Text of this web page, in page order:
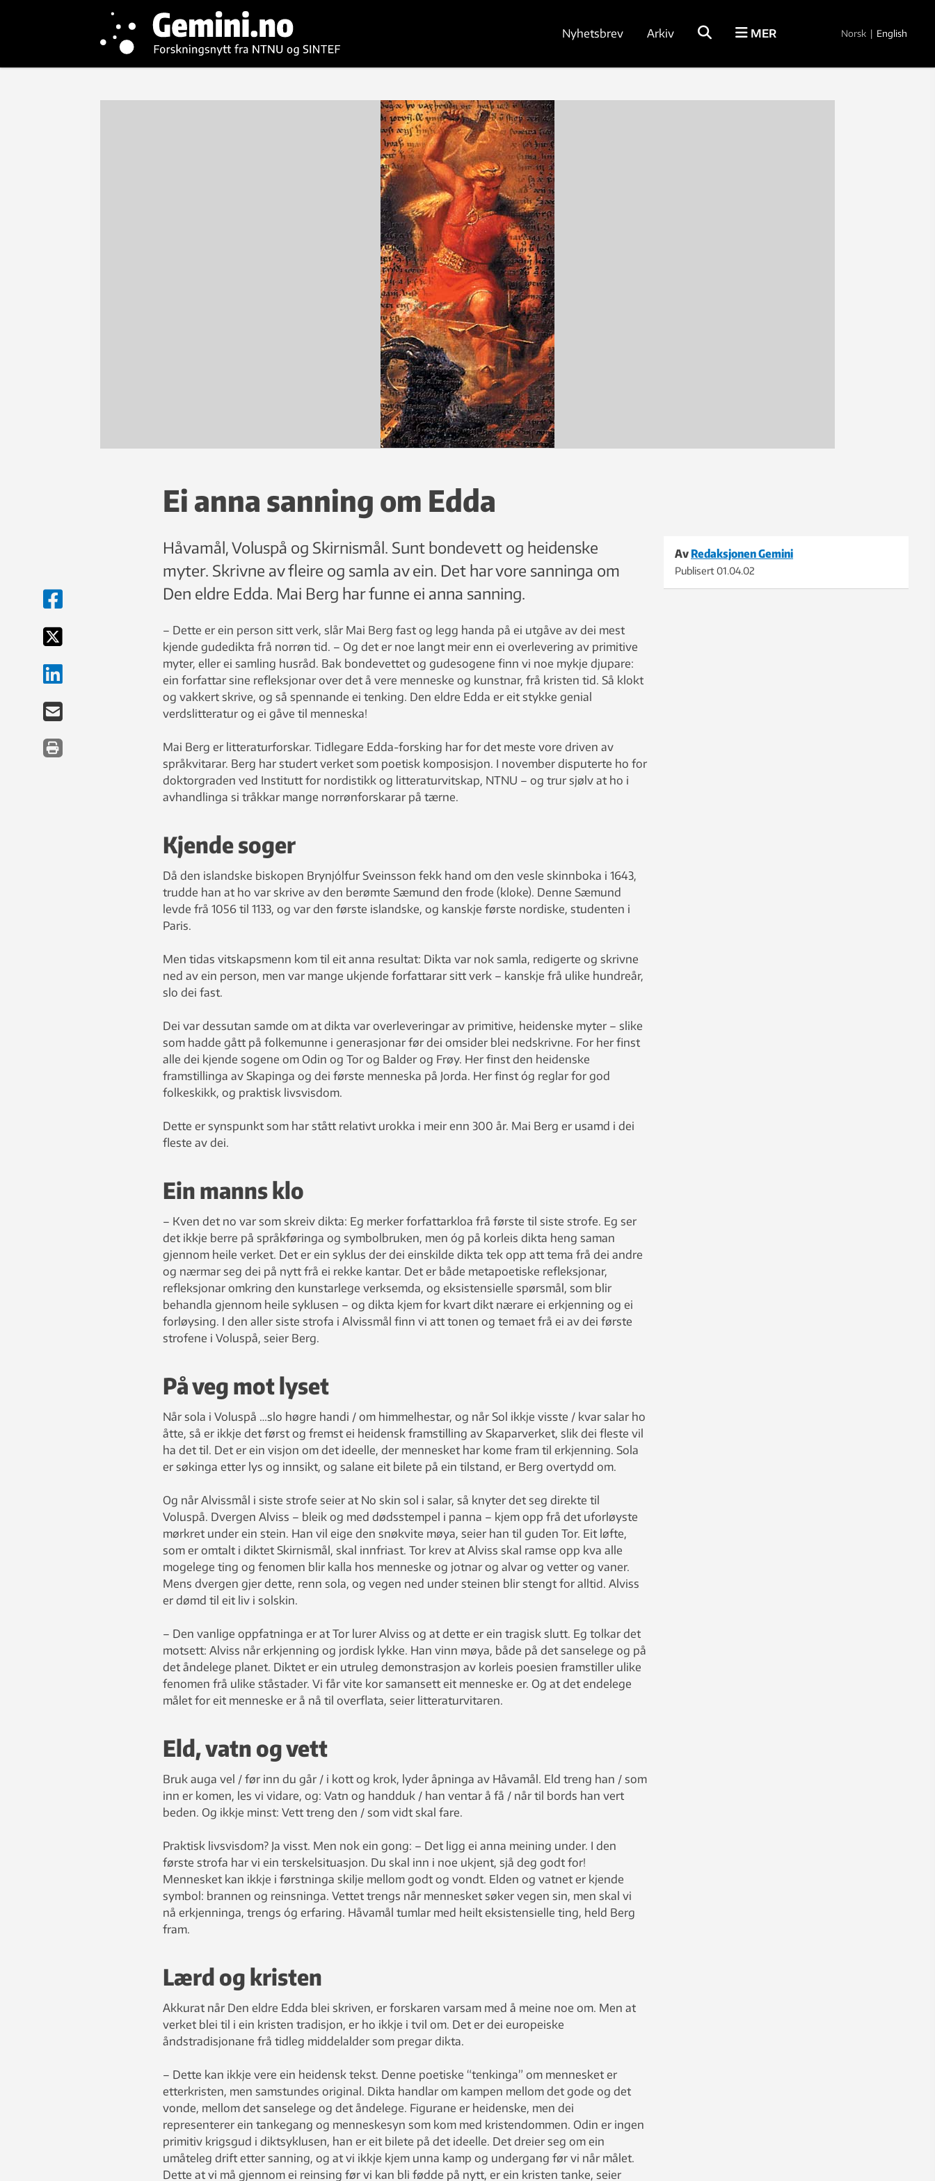
Nyhetsbrev Arkiv MER Norsk | English
Ei anna sanning om Edda
Av Redaksjonen Gemini
Publisert01.04.02
Håvamål, Voluspå og Skirnismål. Sunt bondevett og heidenske
myter. Skrivne av fleire og samla av ein. Det har vore sanninga om
Den eldre Edda. Mai Berg har funne ei anna sanning.
– Dette er ein person sitt verk, slår Mai Berg fast og legg handa på ei utgåve av dei mest
kjende gudedikta frå norrøn tid. – Og det er noe langt meir enn ei overlevering av primitive
myter, eller ei samling husråd. Bak bondevettet og gudesogene finn vi noe mykje djupare:
ein forfattar sine refleksjonar over det å vere menneske og kunstnar, frå kristen tid. Så klokt
og vakkert skrive, og så spennande ei tenking. Den eldre Edda er eit stykke genial
verdslitteratur og ei gåve til menneska!
Mai Berg er litteraturforskar. Tidlegare Edda-forsking har for det meste vore driven av
språkvitarar. Berg har studert verket som poetisk komposisjon. I november disputerte ho for
doktorgraden ved Institutt for nordistikk og litteraturvitskap, NTNU – og trur sjølv at ho i
avhandlinga si tråkkar mange norrønforskarar på tærne.
Kjende soger
Då den islandske biskopen Brynjólfur Sveinsson fekk hand om den vesle skinnboka i 1643,
trudde han at ho var skrive av den berømte Sæmund den frode (kloke). Denne Sæmund
levde frå 1056 til 1133, og var den første islandske, og kanskje første nordiske, studenten i
Paris.
Men tidas vitskapsmenn kom til eit anna resultat: Dikta var nok samla, redigerte og skrivne
ned av ein person, men var mange ukjende forfattarar sitt verk – kanskje frå ulike hundreår,
slo dei fast.
Dei var dessutan samde om at dikta var overleveringar av primitive, heidenske myter – slike
som hadde gått på folkemunne i generasjonar før dei omsider blei nedskrivne. For her finst
alle dei kjende sogene om Odin og Tor og Balder og Frøy. Her finst den heidenske
framstillinga av Skapinga og dei første menneska på Jorda. Her finst óg reglar for god
folkeskikk, og praktisk livsvisdom.
Dette er synspunkt som har stått relativt urokka i meir enn 300 år. Mai Berg er usamd i dei
fleste av dei.
Ein manns klo
– Kven det no var som skreiv dikta: Eg merker forfattarkloa frå første til siste strofe. Eg ser
det ikkje berre på språkføringa og symbolbruken, men óg på korleis dikta heng saman
gjennom heile verket. Det er ein syklus der dei einskilde dikta tek opp att tema frå dei andre
og nærmar seg dei på nytt frå ei rekke kantar. Det er både metapoetiske refleksjonar,
refleksjonar omkring den kunstarlege verksemda, og eksistensielle spørsmål, som blir
behandla gjennom heile syklusen – og dikta kjem for kvart dikt nærare ei erkjenning og ei
forløysing. I den aller siste strofa i Alvissmål finn vi att tonen og temaet frå ei av dei første
strofene i Voluspå, seier Berg.
På veg mot lyset
Når sola i Voluspå …slo høgre handi / om himmelhestar, og når Sol ikkje visste / kvar salar ho
åtte, så er ikkje det først og fremst ei heidensk framstilling av Skaparverket, slik dei fleste vil
ha det til. Det er ein visjon om det ideelle, der mennesket har kome fram til erkjenning. Sola
er søkinga etter lys og innsikt, og salane eit bilete på ein tilstand, er Berg overtydd om.
Og når Alvissmål i siste strofe seier at No skin sol i salar, så knyter det seg direkte til
Voluspå. Dvergen Alviss – bleik og med dødsstempel i panna – kjem opp frå det uforløyste
mørkret under ein stein. Han vil eige den snøkvite møya, seier han til guden Tor. Eit løfte,
som er omtalt i diktet Skirnismål, skal innfriast. Tor krev at Alviss skal ramse opp kva alle
mogelege ting og fenomen blir kalla hos menneske og jotnar og alvar og vetter og vaner.
Mens dvergen gjer dette, renn sola, og vegen ned under steinen blir stengt for alltid. Alviss
er dømd til eit liv i solskin.
– Den vanlige oppfatninga er at Tor lurer Alviss og at dette er ein tragisk slutt. Eg tolkar det
motsett: Alviss når erkjenning og jordisk lykke. Han vinn møya, både på det sanselege og på
det åndelege planet. Diktet er ein utruleg demonstrasjon av korleis poesien framstiller ulike
fenomen frå ulike ståstader. Vi får vite kor samansett eit menneske er. Og at det endelege
målet for eit menneske er å nå til overflata, seier litteraturvitaren.
Eld, vatn og vett
Bruk auga vel / før inn du går / i kott og krok, lyder åpninga av Håvamål. Eld treng han / som
inn er komen, les vi vidare, og: Vatn og handduk / han ventar å få / når til bords han vert
beden. Og ikkje minst: Vett treng den / som vidt skal fare.
Praktisk livsvisdom? Ja visst. Men nok ein gong: – Det ligg ei anna meining under. I den
første strofa har vi ein terskelsituasjon. Du skal inn i noe ukjent, sjå deg godt for!
Mennesket kan ikkje i førstninga skilje mellom godt og vondt. Elden og vatnet er kjende
symbol: brannen og reinsninga. Vettet trengs når mennesket søker vegen sin, men skal vi
nå erkjenninga, trengs óg erfaring. Håvamål tumlar med heilt eksistensielle ting, held Berg
fram.
Lærd og kristen
Akkurat når Den eldre Edda blei skriven, er forskaren varsam med å meine noe om. Men at
verket blei til i ein kristen tradisjon, er ho ikkje i tvil om. Det er dei europeiske
åndstradisjonane frå tidleg middelalder som pregar dikta.
– Dette kan ikkje vere ein heidensk tekst. Denne poetiske “tenkinga” om mennesket er
etterkristen, men samstundes original. Dikta handlar om kampen mellom det gode og det
vonde, mellom det sanselege og det åndelege. Figurane er heidenske, men dei
representerer ein tankegang og menneskesyn som kom med kristendommen. Odin er ingen
primitiv krigsgud i diktsyklusen, han er eit bilete på det ideelle. Det dreier seg om ein
umåteleg drift etter sanning, og at vi ikkje kjem unna kamp og undergang før vi når målet.
Dette at vi må gjennom ei reinsing før vi kan bli fødde på nytt, er ein kristen tanke, seier